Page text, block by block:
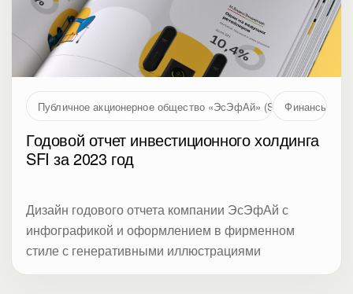
Публичное акционерное общество «ЭсЭфАй» (SFI, MOEX:
Финансы
Годовой отчет инвестиционного холдинга
SFI за 2023 год
Дизайн годового отчета компании ЭсЭфАй с
инфографикой и оформлением в фирменном
стиле с генеративными иллюстрациями